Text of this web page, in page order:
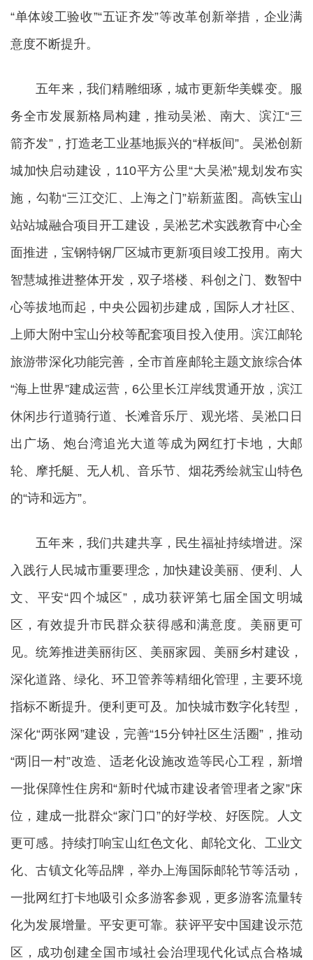
“单体竣工验收”“五证齐发”等改革创新举措，企业满
意度不断提升。
五年来，我们精雕细琢，城市更新华美蝶变。服
务全市发展新格局构建，推动吴淞、南大、滨江“三
箭齐发”，打造老工业基地振兴的“样板间”。吴淞创新
城加快启动建设，110平方公里“大吴淞”规划发布实
施，勾勒“三江交汇、上海之门”崭新蓝图。高铁宝山
站站城融合项目开工建设，吴淞艺术实践教育中心全
面推进，宝钢特钢厂区城市更新项目竣工投用。南大
智慧城推进整体开发，双子塔楼、科创之门、数智中
心等拔地而起，中央公园初步建成，国际人才社区、
上师大附中宝山分校等配套项目投入使用。滨江邮轮
旅游带深化功能完善，全市首座邮轮主题文旅综合体
“海上世界”建成运营，6公里长江岸线贯通开放，滨江
休闲步行道骑行道、长滩音乐厅、观光塔、吴淞口日
出广场、炮台湾追光大道等成为网红打卡地，大邮
轮、摩托艇、无人机、音乐节、烟花秀绘就宝山特色
的“诗和远方”。
五年来，我们共建共享，民生福祉持续增进。深
入践行人民城市重要理念，加快建设美丽、便利、人
文、平安“四个城区”，成功获评第七届全国文明城
区，有效提升市民群众获得感和满意度。美丽更可
见。统筹推进美丽街区、美丽家园、美丽乡村建设，
深化道路、绿化、环卫管养等精细化管理，主要环境
指标不断提升。便利更可及。加快城市数字化转型，
深化“两张网”建设，完善“15分钟社区生活圈”，推动
“两旧一村”改造、适老化设施改造等民心工程，新增
一批保障性住房和“新时代城市建设者管理者之家”床
位，建成一批群众“家门口”的好学校、好医院。人文
更可感。持续打响宝山红色文化、邮轮文化、工业文
化、古镇文化等品牌，举办上海国际邮轮节等活动，
一批网红打卡地吸引众多游客参观，更多游客流量转
化为发展增量。平安更可靠。获评平安中国建设示范
区，成功创建全国市域社会治理现代化试点合格城